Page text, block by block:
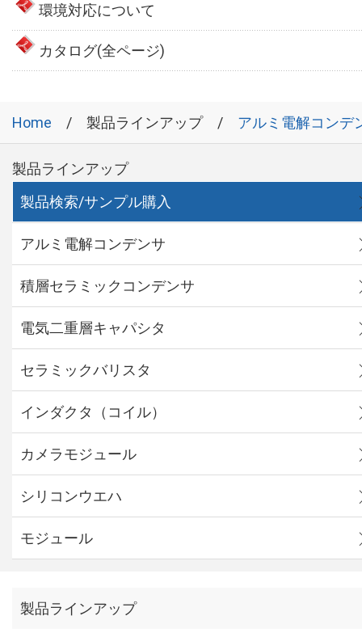
環境対応について
カタログ(全ページ)
Home 製品ラインアップ アルミ電解コンデ
製品ラインアップ
製品検索/サンプル購入
アルミ電解コンデンサ
積層セラミックコンデンサ
電気二重層キャパシタ
セラミックバリスタ
インダクタ（コイル）
カメラモジュール
シリコンウエハ
モジュール
製品ラインアップ